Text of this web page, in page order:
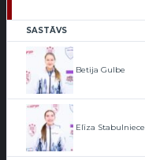
SASTĀVS
Betija Gulbe
Elīza Stabulniece